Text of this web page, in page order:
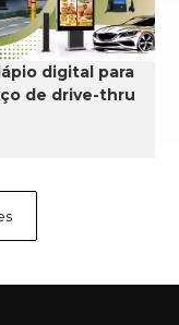
digital para
de drive-thru